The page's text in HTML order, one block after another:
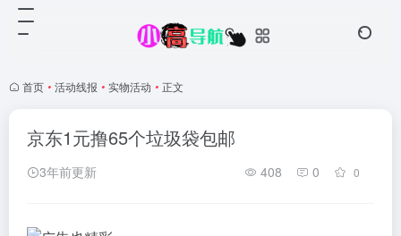
首页 • 活动线报 • 实物活动 • 正文
京东1元撸65个垃圾袋包邮
3年前更新 408 0 0